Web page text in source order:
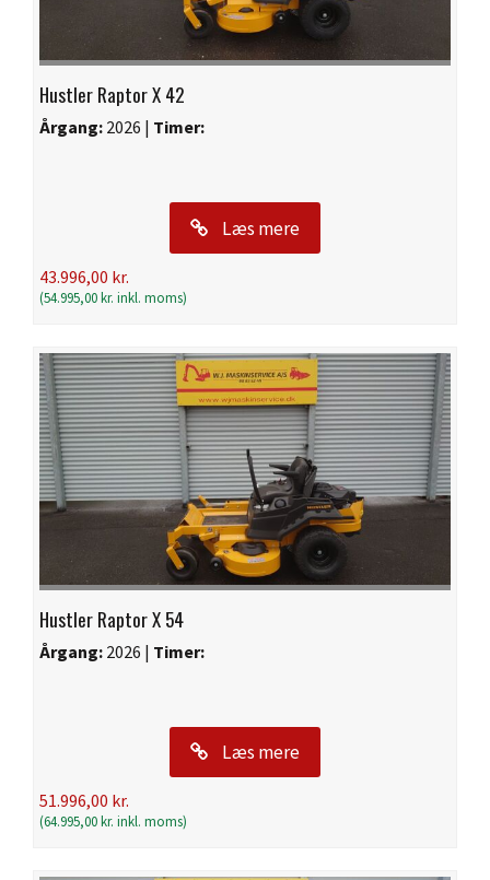
Hustler Raptor X 42
Årgang: 2026 | Timer:
Læs mere
43.996,00 kr.
(54.995,00kr. inkl. moms)
Hustler Raptor X 54
Årgang: 2026 | Timer:
Læs mere
51.996,00 kr.
(64.995,00kr. inkl. moms)